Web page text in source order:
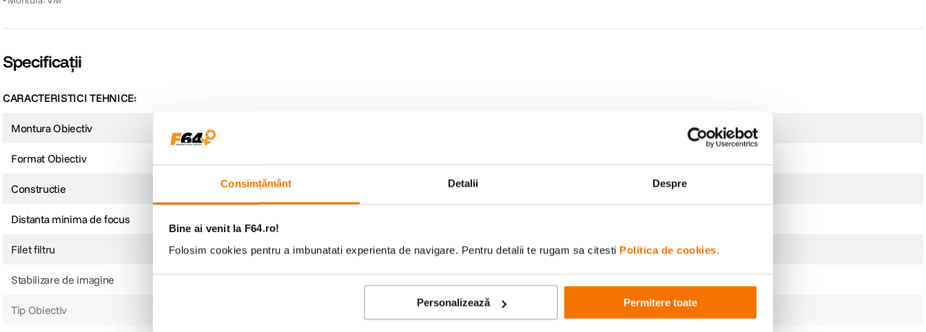
Consimțământ Detalii Despre
Bine ai venit la F64.ro!
Folosim cookies pentru a imbunatati experienta de navigare. Pentru detalii te rugam sa citesti Politica de cookies.
Personalizează Permitere toate
Specificații
CARACTERISTICI TEHNICE:
Montura Obiectiv
Format Obiectiv
Constructie 10 elemente in 7 grupuri
Distanta minima de focus
Filet filtru 52mm
Stabilizare de imagine Nu
Tip Obiectiv